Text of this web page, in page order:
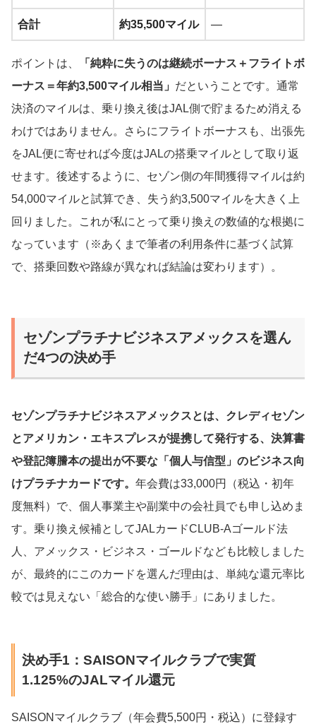
合計 約35,500マイル —
ポイントは、
「純粋に失うのは継続ボーナス＋フライトボ
ーナス＝年約3,500マイル相当」 だということです。通常
決済のマイルは、乗り換え後はJAL側で貯まるため消える
わけではありません。さらにフライトボーナスも、出張先
をJAL便に寄せれば今度はJALの搭乗マイルとして取り返
せます。後述するように、セゾン側の年間獲得マイルは約
54,000マイルと試算でき、失う約3,500マイルを大きく上
回りました。これが私にとって乗り換えの数値的な根拠に
なっています（※あくまで筆者の利用条件に基づく試算
で、搭乗回数や路線が異なれば結論は変わります）。
セゾンプラチナビジネスアメックスを選ん
だ4つの決め手
セゾンプラチナビジネスアメックスとは、クレディセゾン
とアメリカン・エキスプレスが提携して発行する、決算書
や登記簿謄本の提出が不要な「個人与信型」のビジネス向
けプラチナカードです。 年会費は33,000円（税込・初年
度無料）で、個人事業主や副業中の会社員でも申し込めま
す。乗り換え候補としてJALカードCLUB-Aゴールド法
人、アメックス・ビジネス・ゴールドなども比較しました
が、最終的にこのカードを選んだ理由は、単純な還元率比
較では見えない「総合的な使い勝手」にありました。
決め手1：SAISONマイルクラブで実質
1.125%のJALマイル還元
SAISONマイルクラブ（年会費5,500円・税込）に登録す